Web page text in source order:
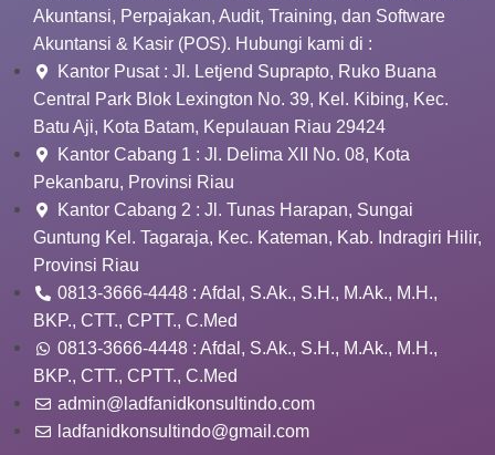
Akuntansi, Perpajakan, Audit, Training, dan Software
Akuntansi & Kasir (POS). Hubungi kami di :
Kantor Pusat : Jl. Letjend Suprapto, Ruko Buana
Central Park Blok Lexington No. 39, Kel. Kibing, Kec.
Batu Aji, Kota Batam, Kepulauan Riau 29424
Kantor Cabang 1 : Jl. Delima XII No. 08, Kota
Pekanbaru, Provinsi Riau
Kantor Cabang 2 : Jl. Tunas Harapan, Sungai
Guntung Kel. Tagaraja, Kec. Kateman, Kab. Indragiri Hilir,
Provinsi Riau
0813-3666-4448 : Afdal, S.Ak., S.H., M.Ak., M.H.,
BKP., CTT., CPTT., C.Med
0813-3666-4448 : Afdal, S.Ak., S.H., M.Ak., M.H.,
BKP., CTT., CPTT., C.Med
admin@ladfanidkonsultindo.com
ladfanidkonsultindo@gmail.com